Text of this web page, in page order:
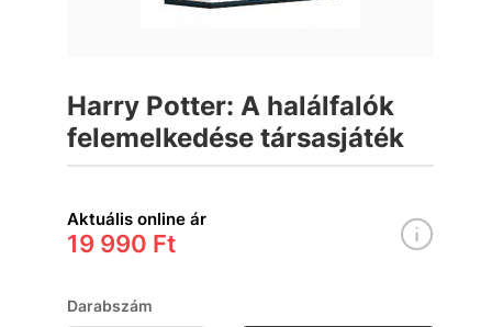
Harry Potter: A halálfalók
felemelkedése társasjáték
Aktuális online ár
19 990 Ft
Darabszám